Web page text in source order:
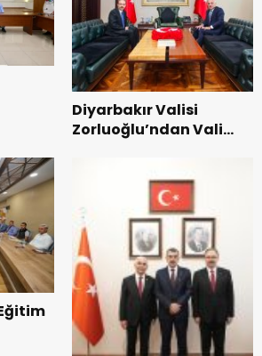
Diyarbakır Valisi
Zorluoğlu’ndan Vali